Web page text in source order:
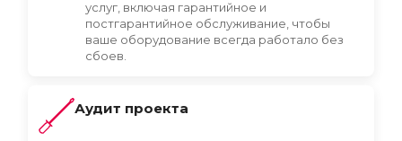
услуг, включая гарантийное и
постгарантийное обслуживание, чтобы
ваше оборудование всегда работало без
сбоев.
Аудит проекта